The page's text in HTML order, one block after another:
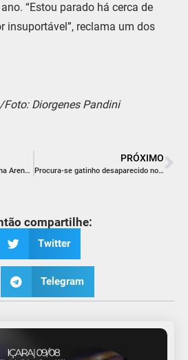
“Estou parado há cerca de
insuportável”, reclama um dos
Diorgenes Pandini
Tudo pronto para bola rolar na Arena do Praião
PRÓXIMO
Procura-se gatinho desaparecido no Rincão
compartilhe:
Twitter
Telegram